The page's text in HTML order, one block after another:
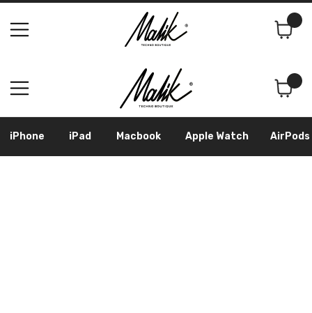
Поиск
iPhone Apple Watch